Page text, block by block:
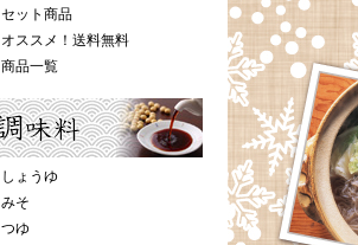
セット商品
オススメ！送料無料
商品一覧
しょうゆ
みそ
つゆ